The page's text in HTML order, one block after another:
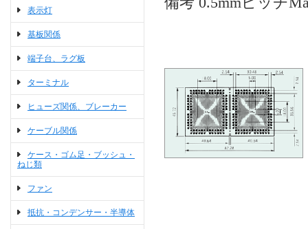
表示灯
基板関係
端子台、ラグ板
ターミナル
ヒューズ関係、ブレーカー
ケーブル関係
ケース・ゴム足・ブッシュ・
ねじ類
ファン
抵抗・コンデンサー・半導体